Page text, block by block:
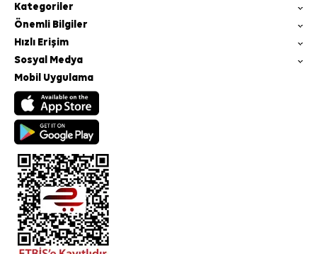
Kategoriler
Önemli Bilgiler
Hızlı Erişim
Sosyal Medya
Mobil Uygulama